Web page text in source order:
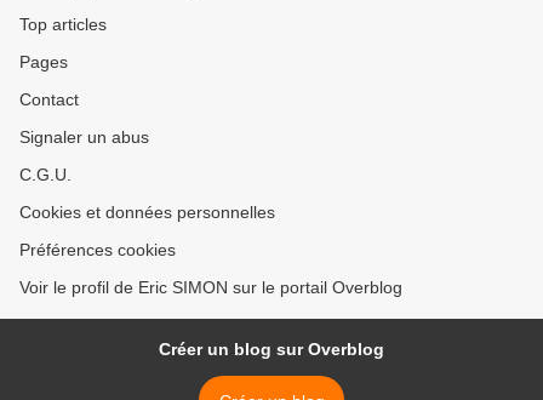
Top articles
Pages
Contact
Signaler un abus
C.G.U.
Cookies et données personnelles
Préférences cookies
Voir le profil de Eric SIMON sur le portail Overblog
Créer un blog sur Overblog